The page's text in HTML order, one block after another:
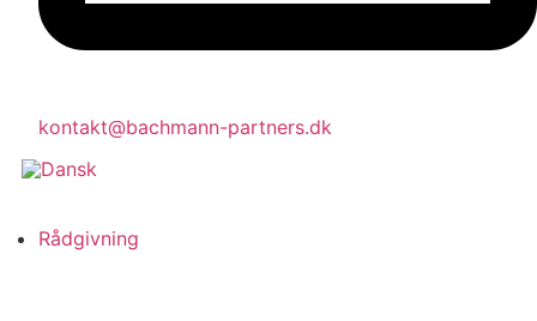
kontakt@bachmann-partners.dk
Rådgivning